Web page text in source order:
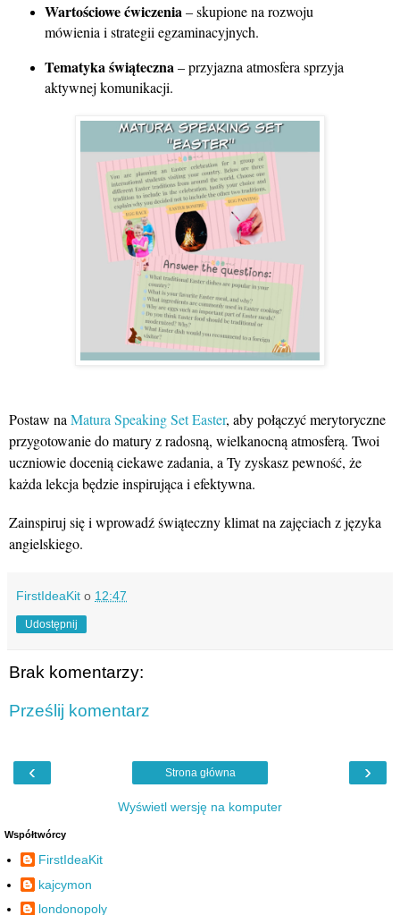
Wartościowe ćwiczenia– skupione na rozwoju
mówienia i strategii egzaminacyjnych.
Tematyka świąteczna– przyjazna atmosfera sprzyja
aktywnej komunikacji.
Postaw naMatura Speaking Set Easter, aby połączyć merytoryczne
przygotowanie do matury z radosną, wielkanocną atmosferą. Twoi
uczniowie docenią ciekawe zadania, a Ty zyskasz pewność, że
każda lekcja będzie inspirująca i efektywna.
Zainspiruj się i wprowadź świąteczny klimat na zajęciach z języka
angielskiego.
FirstIdeaKit o 12:47
Udostępnij
Brak komentarzy:
Prześlij komentarz
‹ ›
Strona główna
Wyświetl wersję na komputer
Współtwórcy
FirstIdeaKit
kajcymon
londonopoly